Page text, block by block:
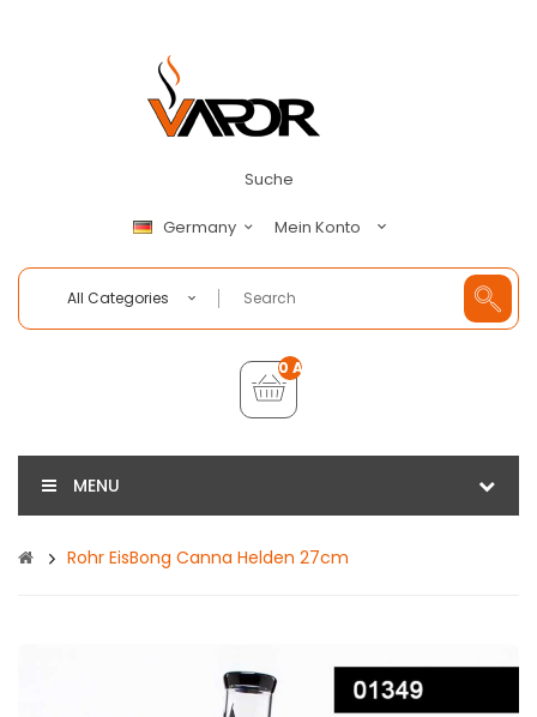
Suche
Germany Mein Konto
All Categories
0 Artikel - €0,00
MENU
Rohr EisBong Canna Helden 27cm